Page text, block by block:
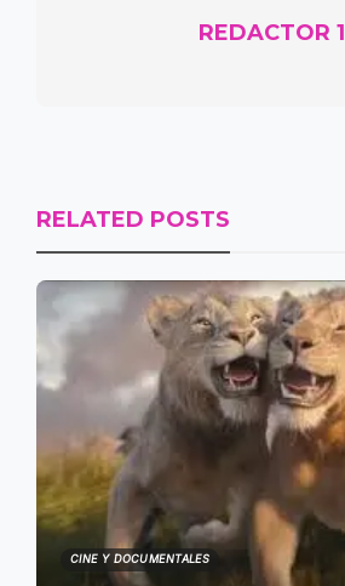
REDACTOR 1
RELATED POSTS
CINE Y DOCUMENTALES